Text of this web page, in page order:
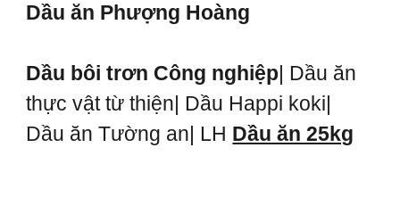
Dầu ăn Phượng Hoàng
Dầu bôi trơn Công nghiệp| Dầu ăn
thực vật từ thiện| Dầu Happi koki|
Dầu ăn Tường an| LH Dầu ăn 25kg